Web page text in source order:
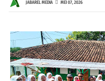
JABAREL MEDIA MEI 07, 2026